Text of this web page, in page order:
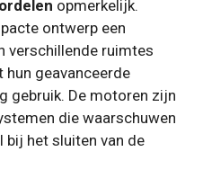
opmerkelijk.
ontwerp een
verschillende ruimtes
geavanceerde
gebruik. De motoren zijn
die waarschuwen
het sluiten van de